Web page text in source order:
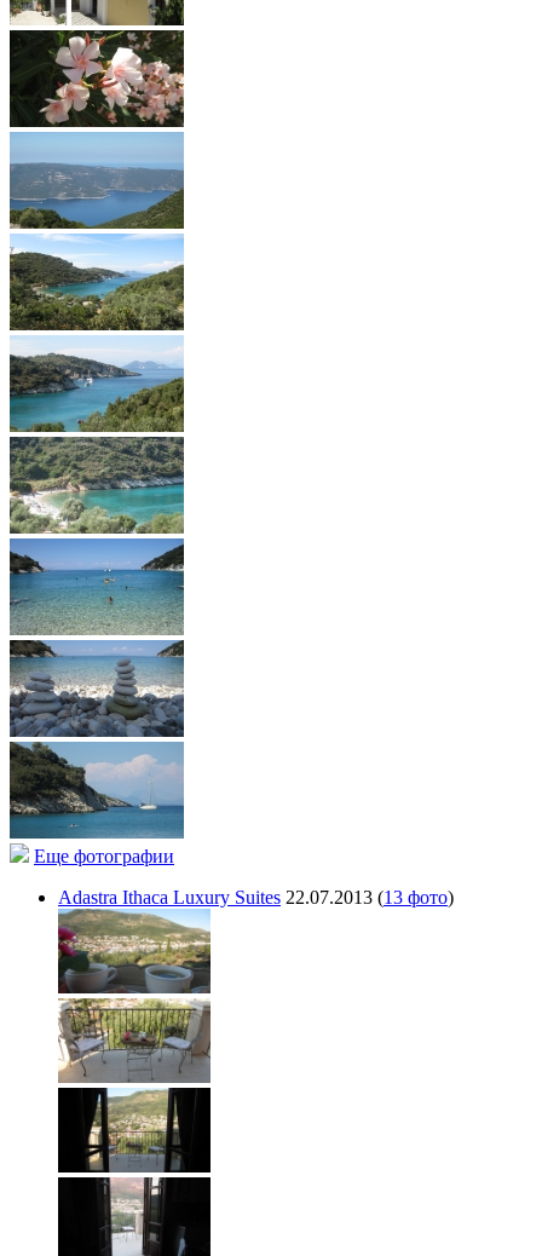
Еще фотографии
Adastra Ithaca Luxury Suites 22.07.2013 (13 фото)